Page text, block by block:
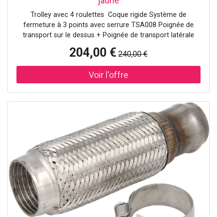
Trolley avec 4 roulettes Coque rigide Système de
fermeture à 3 points avec serrure TSA008 Poignée de
transport sur le dessus + Poignée de transport latérale
amortissante et antibruit Étiquette d'identification intégrée
Logo sur le devant Poignée inférieure pour une prise en
main facile Joint qui réduit la pénétration de l'eau
Compartiment inférieur Compartiment supérieur 2
Volume : 111 L Poids moyen des bagages : Environ 23 kg
Poids : 4.3 kg Nom de la couleur : Radiant Yellow Les
coques sont composées d'au moins 70 % de
polypropylène recyclé post-consommation, qui fait partie
de notre initiative Recyclex™ Material Technology. La
doublure intérieure et la sangle intérieure sont composées
respectivement de 97 % et 100 % de PET recyclé, qui fait
partie de notre initiative Recyclex™ Material Technology.
Le revêtement et le matériau de support sont fabriqués à
partir de nouveaux matériaux. La doublure intérieure et le
tissu intérieur sont fabriqués à partir de la valeur de 14
204,00 € 240,00 €